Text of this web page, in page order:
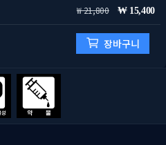
21,800 15,400
장바구니